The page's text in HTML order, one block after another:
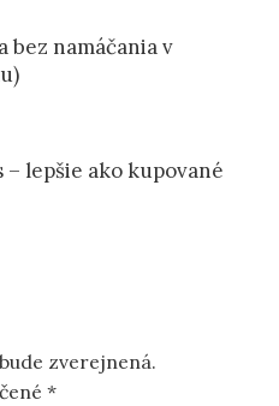
namáčania v
lepšie ako kupované
zverejnená.
*